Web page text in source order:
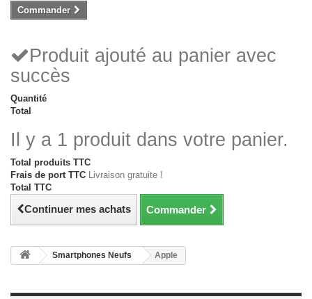
Commander
Produit ajouté au panier avec
succès
Quantité
Total
Il y a 1 produit dans votre panier.
Total produits TTC
Frais de port TTC Livraison gratuite !
Total TTC
Continuer mes achats Commander
Smartphones Neufs Apple